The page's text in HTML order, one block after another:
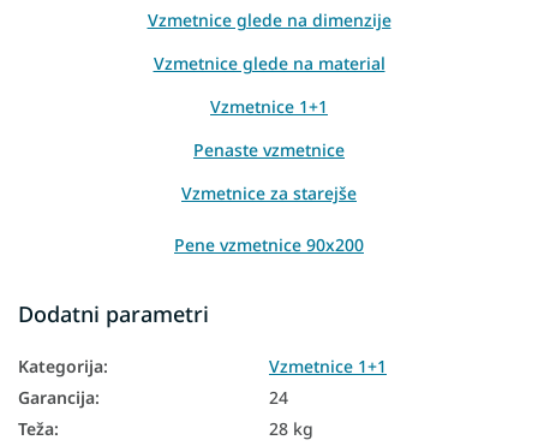
Vzmetnice glede na dimenzije
Vzmetnice glede na material
Vzmetnice 1+1
Penaste vzmetnice
Vzmetnice za starejše
Pene vzmetnice 90x200
Dodatni parametri
Kategorija:
Vzmetnice 1+1
Garancija:
24
Teža:
28 kg